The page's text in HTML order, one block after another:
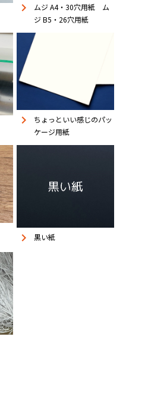
keyboard_arrow_right
ムジ A4・30穴用紙 ム
ジ B5・26穴用紙
keyboard_arrow_right
ちょっといい感じのパッ
ケージ用紙
keyboard_arrow_right 黒い紙